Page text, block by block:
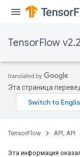
TensorFlow
Эта страница
TensorFlow API, API
Эта информация